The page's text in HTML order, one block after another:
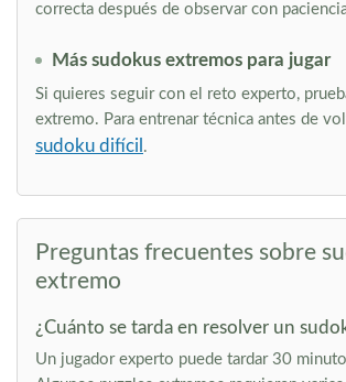
correcta después de observar con
Más sudokus extremos para jugar
Si quieres seguir con el reto experto,
extremo. Para entrenar técnica antes de
sudoku difícil .
Preguntas frecuentes sobre
extremo
¿Cuánto se tarda en resolver un
Un jugador experto puede tardar 30